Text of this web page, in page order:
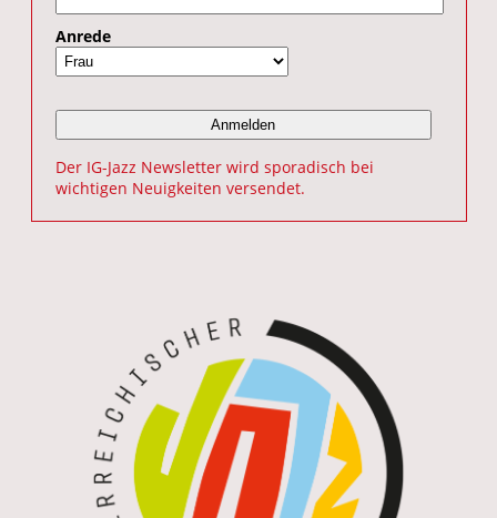
Anrede
Der IG-Jazz Newsletter wird sporadisch bei
wichtigen Neuigkeiten versendet.